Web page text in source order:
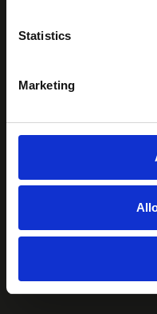
Statistics
Marketing